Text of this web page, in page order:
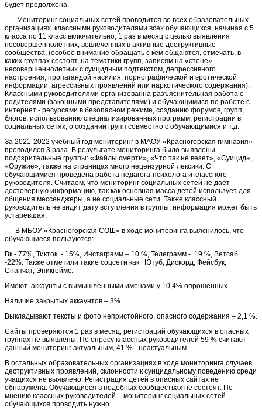
будет продолжена.
Мониторинг социальных сетей проводится во всех образовательных
организациях классными руководителями всех обучающихся, начиная с 5
класса по 11 класс включительно, 1 раз в месяц с целью выявления
несовершеннолетних, вовлеченных в активные деструктивные
сообщества, (особое внимание обращать с кем общаются, отмечать, в
каких группах состоят, на тематики групп, записям на «стене»
несовершеннолетних с суицидным подтекстом, депрессивного
настроения, пропагандой насилия, порнографической и эротической
информации, агрессивных проявлений или наркотического содержания).
Классными руководителями организованна разъяснительная работа с
родителями (законными представителями) и обучающимися по работе с
интернет - ресурсами в безопасном режиме, созданию форумов, групп,
блогов, использованию специализированных программ, регистрации в
социальных сетях, о создании групп совместно с обучающимися и т.д.
За 2021-2022 учебный год мониторинг в МАОУ «Красногорская гимназия»
проводился 3 раза. В результате мониторинга было выявлены
подозрительные группы: «Файлы смерти», «Что так не везет», «Суицид»,
«Оружие», также на страницах много нецензурной лексики. С
обучающимися проведена работа педагога-психолога и классного
руководителя. Считаем, что мониторинг социальных сетей не дает
достоверную информацию, так как основная масса детей использует для
общения мессенджеры, а не социальные сети. Также классный
руководитель не видит дату вступления в группы, информация может быть
устаревшая.
В МБОУ «Красногорская СОШ» в ходе мониторинга выяснилось, что
обучающиеся пользуются:
Вк - 77%, Тикток - 15%, Инстаграмм – 10 %, Телеграмм - 19 %, Ветсаб
-22%. Также отметили такие соцсети как Ютуб, Дискорд, Фейсбук,
Снапчат, Эпикгеймс.
Имеют аккаунты с вымышленными именами у 10,4% опрошенных.
Наличие закрытых аккаунтов – 3%.
Выкладывают тексты и фото непристойного, опасного содержания – 2,1 %.
Сайты проверяются 1 раз в месяц, регистраций обучающихся в опасных
группах не выявлены. По опросу классных руководителей 59 % считают
данный мониторинг актуальным, 41 % - неактуальным.
В остальных образовательных организациях в ходе мониторинга случаев
деструктивных проявлений, склонности к суицидальному поведению среди
учащихся не выявлено. Регистрация детей в опасных сайтах не
обнаружена. Обучающиеся в подобных сообществах не состоят. По
мнению классных руководителей – мониторинг социальных сетей
обучающихся проводить нужно.